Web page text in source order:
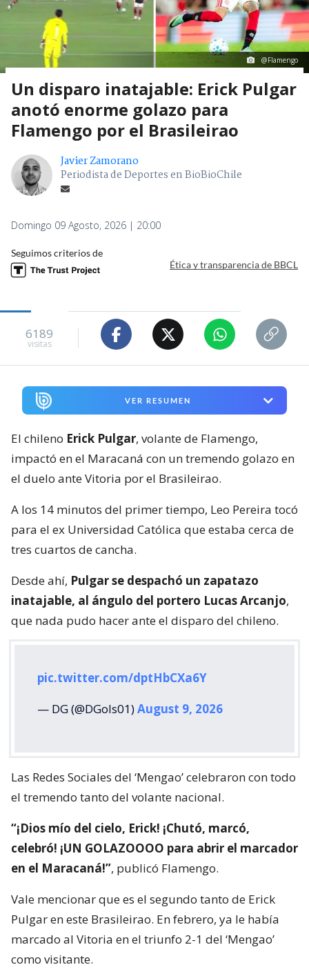
6189
visitas
VER RESUMEN
El chilenoErick Pulgar, volante de Flamengo,
impactó en el Maracaná con un tremendo golazo en
el duelo ante Vitoria por el Brasileirao.
para el ex Universidad Católica que estaba cerca de
tres cuartos de cancha.
Desde ahí,
que nada pudo hacer ante el disparo del chileno.
— DG (@DGols01)August 9, 2026
Las Redes Sociales del ‘Mengao’ celebraron con todo
“¡Dios mío del cielo, Erick! ¡Chutó, marcó,
celebró! ¡UN GOLAZOOOO para abrir el marcador
Vale mencionar que es el segundo tanto de Erick
Pulgar en este Brasileirao. En febrero, ya le había
pic.twitter.com/oAwzoYYqEu
2026
Lee también...
Cayó al vacío, se lesionó y le
anularon gol: desafortunado
es viral
¿ENCONTRASTE UN